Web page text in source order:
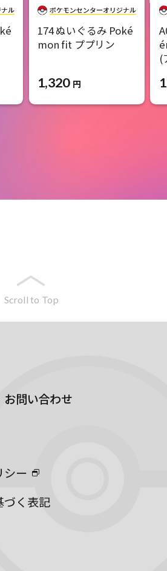
174 ぬいぐるみ Poké
mon fit ププリン
1,320 円
(
Scroll to Top
お問い合わせ
シー
づく表記